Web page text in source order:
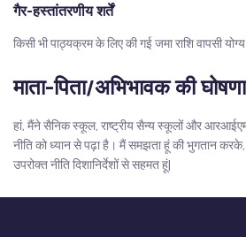
गैर-हस्तांतरणीय शर्तें
किसी भी पाठ्यक्रम के लिए की गई जमा राशि वापसी
माता-पिता/अभिभावक की घोषणा
हां, मैंने सैनिक स्कूल, राष्ट्रीय सैन्य स्कूलों और
नीति को ध्यान से पढ़ा है। मैं समझता हूं की भुगतान
उपरोक्त नीति दिशानिर्देशों से सहमत हूं|